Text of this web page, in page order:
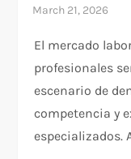
El mercado
profesionales
escenario de
competencia y
especializados.